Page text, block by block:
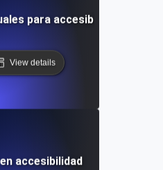
para accesibilidad
View details
accesibilidad